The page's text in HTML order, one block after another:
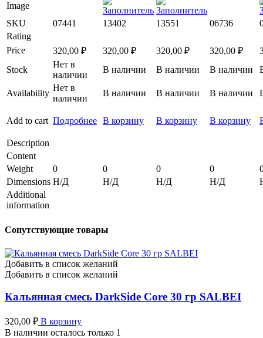
Image
SKU
07441 13402 13551 06736
Rating
Price
320,00 ₽ 320,00 ₽ 320,00 ₽ 320,00 ₽
Stock
Нет в
наличии
В наличии В наличии В наличии
Availability
Нет в
наличии
В наличии В наличии В наличии
Add to cart Подробнее В корзину В корзину В корзину
Description
Content
Weight
0 0 0 0
Dimensions Н/Д Н/Д Н/Д Н/Д
Additional
information
Сопутствующие товары
Добавить в список желаний
Добавить в список желаний
Кальянная смесь DarkSide Core 30 гр SALBEI
320,00 ₽ В корзину
В наличии осталось только 1